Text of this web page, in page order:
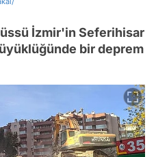
İzmir'in Seferihisar
bir deprem